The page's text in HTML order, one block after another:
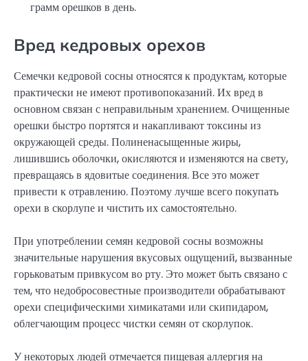
грамм орешков в день.
Вред кедровых орехов
Семечки кедровой сосны относятся к продуктам, которые
практически не имеют противопоказаний. Их вред в
основном связан с неправильным хранением. Очищенные
орешки быстро портятся и накапливают токсины из
окружающей среды. Полиненасыщенные жиры,
лишившись оболочки, окисляются и изменяются на свету,
превращаясь в ядовитые соединения. Все это может
привести к отравлению. Поэтому лучше всего покупать
орехи в скорлупе и чистить их самостоятельно.
При употреблении семян кедровой сосны возможны
значительные нарушения вкусовых ощущений, вызванные
горьковатым привкусом во рту. Это может быть связано с
тем, что недобросовестные производители обрабатывают
орехи специфическими химикатами или скипидаром,
облегчающим процесс чистки семян от скорлупок.
У некоторых людей отмечается пищевая аллергия на